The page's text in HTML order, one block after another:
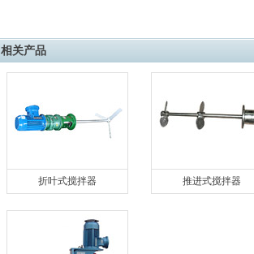
相关产品
折叶式搅拌器 推进式搅拌器